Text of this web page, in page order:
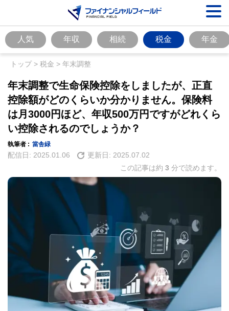
人気 年収 相続 税金 年金
トップ> 税金 > 年末調整
年末調整で生命保険控除をしましたが、正直
控除額がどのくらいか分かりません。保険料
は月3000円ほど、年収500万円ですがどれくら
い控除されるのでしょうか？
執筆者 : 當舎緑
配信日: 2025.01.06 更新日: 2025.07.02
この記事は約 3 分で読めます。